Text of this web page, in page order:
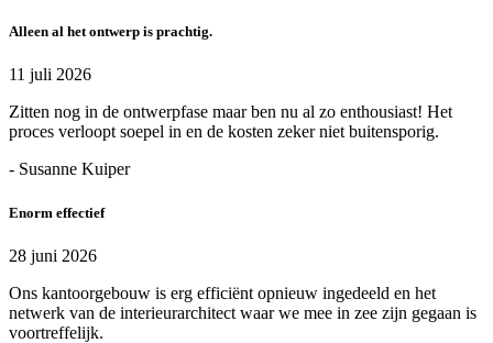
Alleen al het ontwerp is prachtig.
11 juli 2026
Zitten nog in de ontwerpfase maar ben nu al zo enthousiast! Het
proces verloopt soepel in en de kosten zeker niet buitensporig.
- Susanne Kuiper
Enorm effectief
28 juni 2026
Ons kantoorgebouw is erg efficiënt opnieuw ingedeeld en het
netwerk van de interieurarchitect waar we mee in zee zijn gegaan is
voortreffelijk.